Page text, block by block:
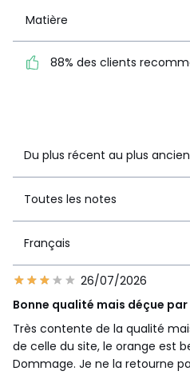
1
Matière
88% des clients
Du plus récent au plus ancien
Toutes les notes
Français
26/07/2026
Bonne qualité mais déçue
Très contente de la qualité
de celle du site, le orange est
Dommage. Je ne la retourne